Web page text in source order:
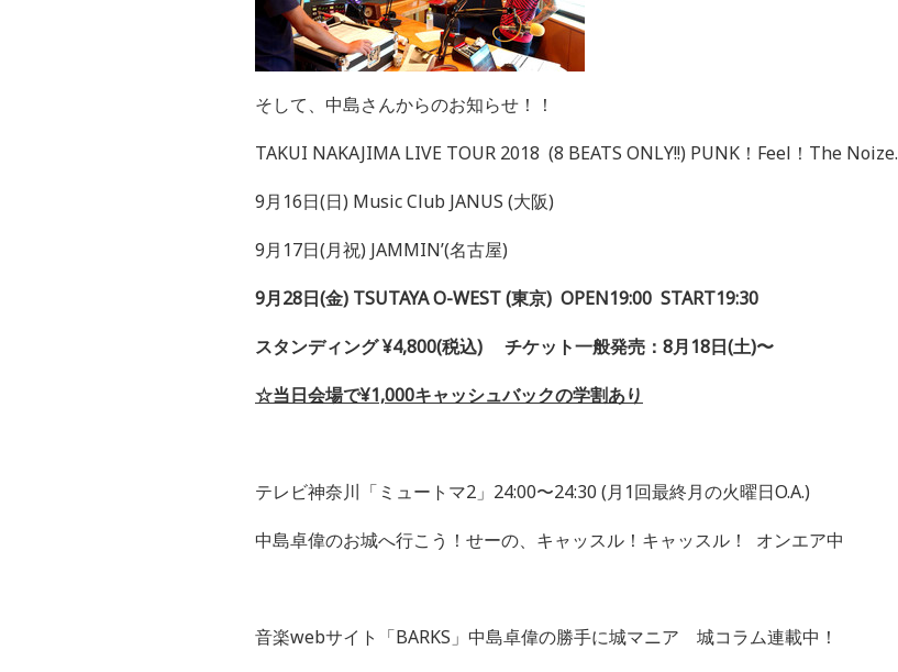
そして、中島さんからのお知らせ！！
TAKUI NAKAJIMA LIVE TOUR 2018 (8 BEATS ONLY!!) PUNK！Feel！The Noize.
9月16日(日) Music Club JANUS (大阪)
9月17日(月祝) JAMMIN’(名古屋)
9月28日(金) TSUTAYA O-WEST (東京) OPEN19:00 START19:30
スタンディング ¥4,800(税込) チケット一般発売：8月18日(土)〜
☆当日会場で¥1,000キャッシュバックの学割あり
テレビ神奈川「ミュートマ2」24:00〜24:30 (月1回最終月の火曜日O.A.)
中島卓偉のお城へ行こう！せーの、キャッスル！キャッスル！ オンエア中
音楽webサイト「BARKS」中島卓偉の勝手に城マニア 城コラム連載中！